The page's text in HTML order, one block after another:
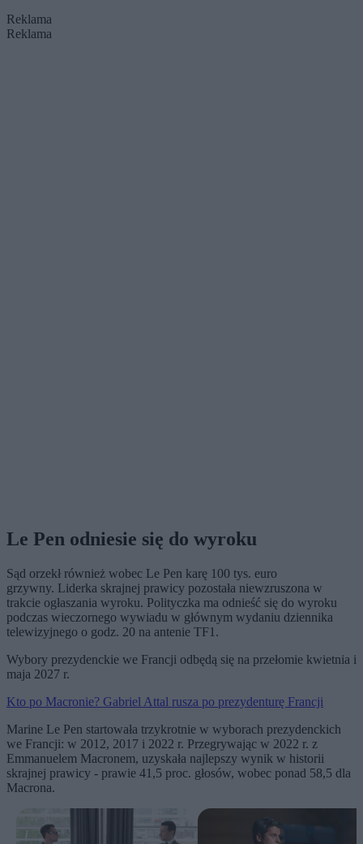
Reklama
Reklama
Le Pen odniesie się do wyroku
Sąd orzekł również wobec Le Pen karę 100 tys. euro
grzywny. Liderka skrajnej prawicy pozostała niewzruszona w
trakcie ogłaszania wyroku. Polityczka ma odnieść się do wyroku
podczas wieczornego wywiadu w głównym wydaniu dziennika
telewizyjnego o godz. 20 na antenie TF1.
Wybory prezydenckie we Francji odbędą się na przełomie kwietnia i
maja 2027 r.
Kto po Macronie? Gabriel Attal rusza po prezydenturę Francji
Marine Le Pen startowała trzykrotnie w wyborach prezydenckich
we Francji: w 2012, 2017 i 2022 r. Przegrywając w 2022 r. z
Emmanuelem Macronem, uzyskała najlepszy wynik w historii
skrajnej prawicy - prawie 41,5 proc. głosów, wobec ponad 58,5 dla
Macrona.